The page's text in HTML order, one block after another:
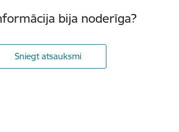
bija noderīga?
Sniegt atsauksmi